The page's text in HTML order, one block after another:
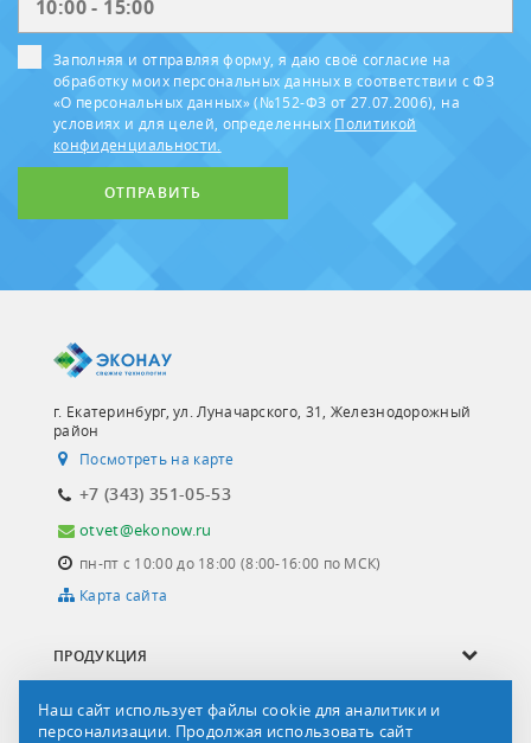
Заполняя и отправляя форму, я даю своё согласие на
обработку моих персональных данных в соответствии с ФЗ
«О персональных данных» (№152-ФЗ от 27.07.2006), на
условиях и для целей, определенных Политикой
конфиденциальности.
ОТПРАВИТЬ
г. Екатеринбург, ул. Луначарского, 31, Железнодорожный
район
Посмотреть на карте
+7 (343) 351-05-53
otvet@ekonow.ru
пн-пт с 10:00 до 18:00 (8:00-16:00 по МСК)
Карта сайта
ПРОДУКЦИЯ
Наш сайт использует файлы cookie для аналитики и
персонализации. Продолжая использовать сайт